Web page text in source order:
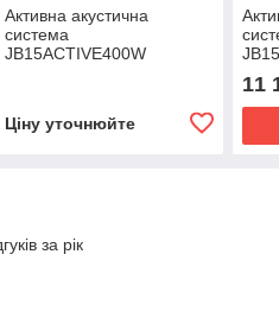
Активна акустична
система
JB15ACTIVE400W
Ціну уточнюйте
11
за рік